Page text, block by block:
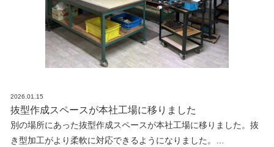
2026.01.15
抜型作成スペースが本社工場に移りました
別の場所にあった抜型作成スペースが本社工場に移りました。抜
き型加工がより柔軟に対応できるようになりました。…